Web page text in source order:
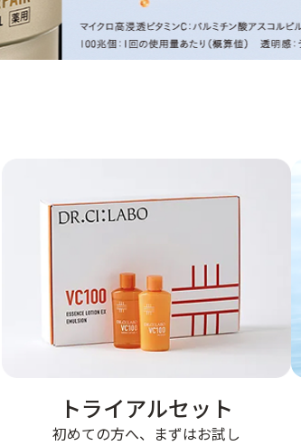
トライアルセット
初めての方へ、まずはお試し